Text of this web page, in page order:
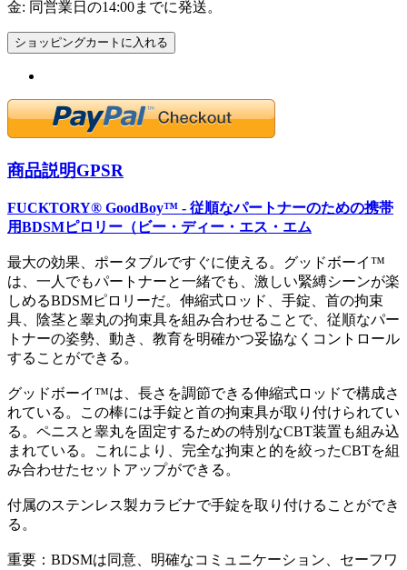
金: 同営業日の14:00までに発送。
ショッピングカートに入れる
商品説明GPSR
FUCKTORY® GoodBoy™ - 従順なパートナーのための携帯
用BDSMピロリー（ビー・ディー・エス・エム
最大の効果、ポータブルですぐに使える。グッドボーイ™
は、一人でもパートナーと一緒でも、激しい緊縛シーンが楽
しめるBDSMピロリーだ。伸縮式ロッド、手錠、首の拘束
具、陰茎と睾丸の拘束具を組み合わせることで、従順なパー
トナーの姿勢、動き、教育を明確かつ妥協なくコントロール
することができる。
グッドボーイ™は、長さを調節できる伸縮式ロッドで構成さ
れている。この棒には手錠と首の拘束具が取り付けられてい
る。ペニスと睾丸を固定するための特別なCBT装置も組み込
まれている。これにより、完全な拘束と的を絞ったCBTを組
み合わせたセットアップができる。
付属のステンレス製カラビナで手錠を取り付けることができ
る。
重要：BDSMは同意、明確なコミュニケーション、セーフワ